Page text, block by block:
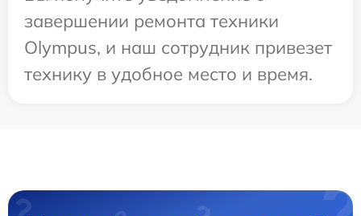
завершении ремонта техники
Olympus, и наш сотрудник привезет
технику в удобное место и время.